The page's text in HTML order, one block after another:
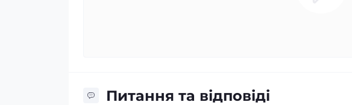
Питання та відповіді